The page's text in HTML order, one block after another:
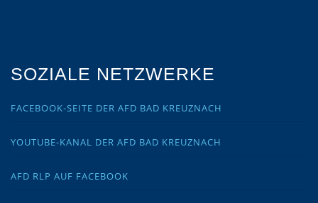
SOZIALE NETZWERKE
FACEBOOK-SEITE DER AFD BAD KREUZNACH
YOUTUBE-KANAL DER AFD BAD KREUZNACH
AFD RLP AUF FACEBOOK